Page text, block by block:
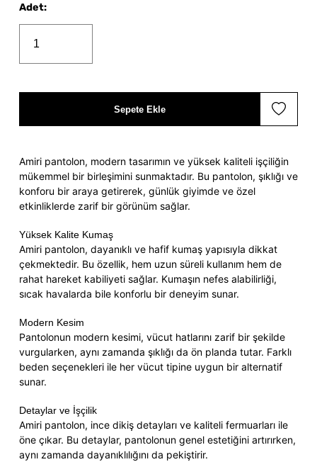
Amiri pantolon, modern tasarımın ve yüksek kaliteli işçiliğin
mükemmel bir birleşimini sunmaktadır. Bu pantolon, şıklığı ve
konforu bir araya getirerek, günlük giyimde ve özel
etkinliklerde zarif bir görünüm sağlar.
Yüksek Kalite Kumaş
Amiri pantolon, dayanıklı ve hafif kumaş yapısıyla dikkat
çekmektedir. Bu özellik, hem uzun süreli kullanım hem de
rahat hareket kabiliyeti sağlar. Kumaşın nefes alabilirliği,
sıcak havalarda bile konforlu bir deneyim sunar.
Modern Kesim
Pantolonun modern kesimi, vücut hatlarını zarif bir şekilde
vurgularken, aynı zamanda şıklığı da ön planda tutar. Farklı
beden seçenekleri ile her vücut tipine uygun bir alternatif
sunar.
Detaylar ve İşçilik
Amiri pantolon, ince dikiş detayları ve kaliteli fermuarları ile
öne çıkar. Bu detaylar, pantolonun genel estetiğini artırırken,
aynı zamanda dayanıklılığını da pekiştirir.
Adet:
Sepete Ekle